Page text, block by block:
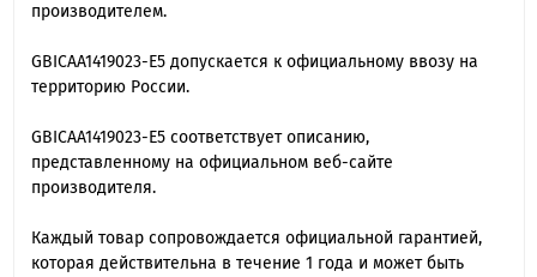
производителем.
GBICAA1419023-E5 допускается к официальному ввозу на
территорию России.
GBICAA1419023-E5 cоответствует описанию,
представленному на официальном веб-сайте
производителя.
Каждый товар сопровождается официальной гарантией,
которая действительна в течение 1 года и может быть